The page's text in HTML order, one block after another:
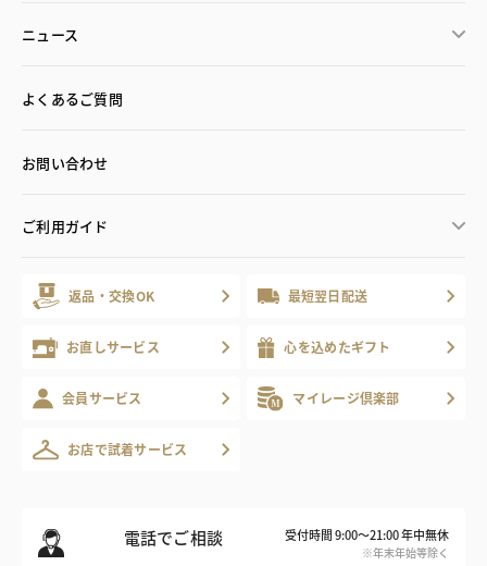
ニュース
よくあるご質問
お問い合わせ
ご利用ガイド
返品・交換OK 最短翌日配送
お直しサービス 心を込めたギフト
会員サービス マイレージ倶楽部
お店で試着サービス
電話でご相談 受付時間 9:00～21:00 年中無休
※年末年始等除く